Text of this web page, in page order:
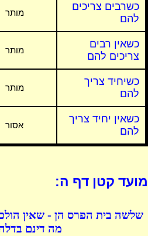
כשרבים צריכים
להם
מותר
כשאין רבים
צריכים להם
מותר
כשיחיד צריך
להם
מותר
כשאין יחיד צריך
להם
אסור
מועד קטן דף ה:
שלשה בית הפרס הן - שאין
מה דינם